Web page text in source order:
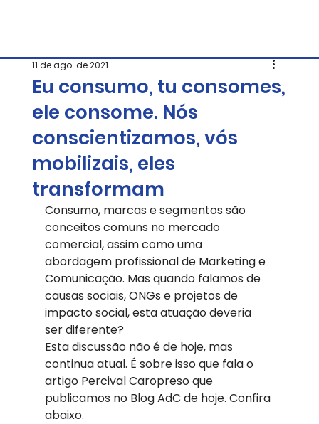
Eu consumo, tu consomes,
ele consome. Nós
conscientizamos, vós
mobilizais, eles
transformam
11 de ago. de 2021
Consumo, marcas e segmentos são
conceitos comuns no mercado
comercial, assim como uma
abordagem profissional de Marketing e
Comunicação. Mas quando falamos de
causas sociais, ONGs e projetos de
impacto social, esta atuação deveria
ser diferente?
Esta discussão não é de hoje, mas
continua atual. É sobre isso que fala o
artigo Percival Caropreso que
publicamos no Blog AdC de hoje. Confira
abaixo.